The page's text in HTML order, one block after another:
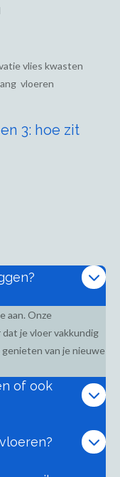
vlies kwasten
vloeren
3: hoe zit
aan. Onze
je vloer vakkundig
van je nieuwe
of ook